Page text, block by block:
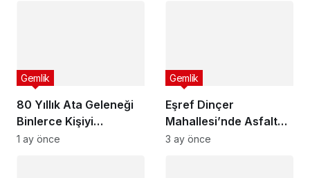
80 Yıllık Ata Geleneği
Binlerce Kişiyi
Buluşturdu
Gemlik
1 ay önce
Eşref Dinçer
Mahallesi’nde Asfalt
Seferberliği
Gemlik
3 ay önce